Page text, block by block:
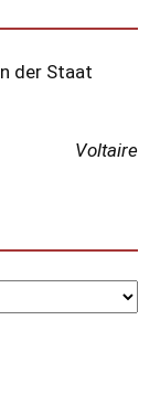
der Staat
Voltaire